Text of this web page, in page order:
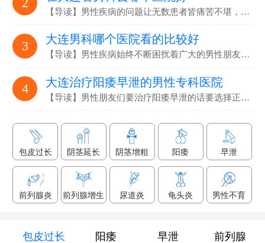
【导读】男性疾病的问题让无数患者皆痛苦不堪，要选…
3 大连男科哪个医院看的比较好
【导读】男性疾病始终不断困扰着广大的男性朋友们，解决男性疾病…
4 大连治疗阳痿早泄的男性专科医院
【导读】男性朋友们要治疗阳痿早泄的话要选择正规专业的男科医院…
包皮过长 阴茎延长 阴茎增粗 阳痿 早泄
前列腺炎 前列腺增生 尿道炎 龟头炎 男性不育
包皮过长 阳痿 早泄 前列腺